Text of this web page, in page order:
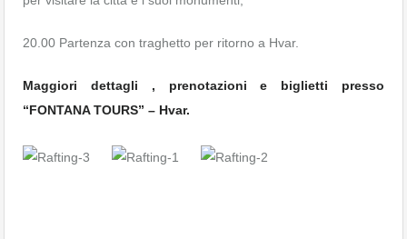
20.00 Partenza con traghetto per ritorno a Hvar.
Maggiori dettagli , prenotazioni e biglietti presso
“FONTANA TOURS” – Hvar.